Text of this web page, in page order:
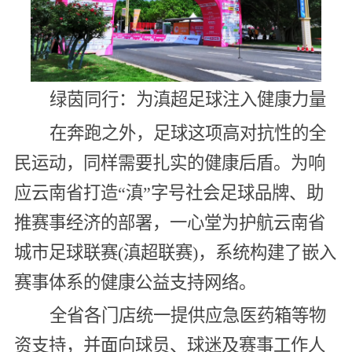
绿茵同行：为滇超足球注入健康力量
在奔跑之外，足球这项高对抗性的全
民运动，同样需要扎实的健康后盾。为响
应云南省打造“滇”字号社会足球品牌、助
推赛事经济的部署，一心堂为护航云南省
城市足球联赛(滇超联赛)，系统构建了嵌入
赛事体系的健康公益支持网络。
全省各门店统一提供应急医药箱等物
资支持，并面向球员、球迷及赛事工作人